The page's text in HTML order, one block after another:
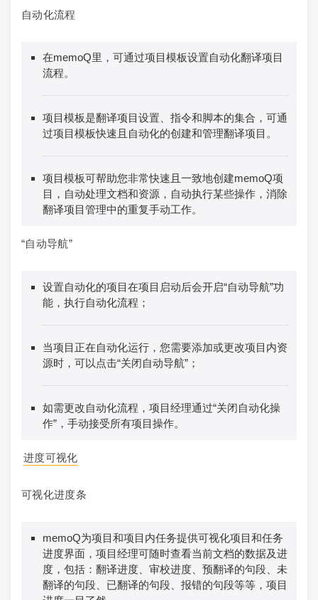
自动化流程
在memoQ里，可通过项目模板设置自动化翻译项目
流程。
项目模板是翻译项目设置、指令和脚本的集合，可通
过项目模板快速且自动化的创建和管理翻译项目。
项目模板可帮助您非常快速且一致地创建memoQ项
目，自动处理文档和资源，自动执行某些操作，消除
翻译项目管理中的重复手动工作。
“自动导航”
设置自动化的项目在项目启动后会开启“自动导航”功
能，执行自动化流程；
当项目正在自动化运行，您需要添加或更改项目内资
源时，可以点击“关闭自动导航”；
如需更改自动化流程，项目经理通过“关闭自动化操
作”，手动接受所有项目操作。
进度可视化
可视化进度条
memoQ为项目和项目内任务提供可视化项目和任务
进度界面，项目经理可随时查看当前文档的数据及进
度，包括：翻译进度、审校进度、预翻译的句段、未
翻译的句段、已翻译的句段、报错的句段等等，项目